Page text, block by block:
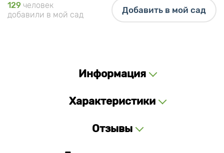
129 человек
добавили в мой сад
Добавить в мой сад
Информация
Характеристики
Отзывы